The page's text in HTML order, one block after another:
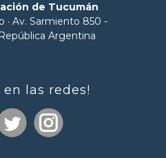
de Tucumán
· Av. Sarmiento 850 -
Argentina
en las redes!